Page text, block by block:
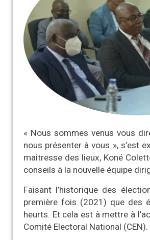
« Nous sommes venus vous
nous présenter à vous », s’est
maîtresse des lieux, Koné
conseils à la nouvelle équipe
Faisant l’historique des
première fois (2021) que des
heurts. Et cela est à mettre à
Comité Electoral National (CEN).